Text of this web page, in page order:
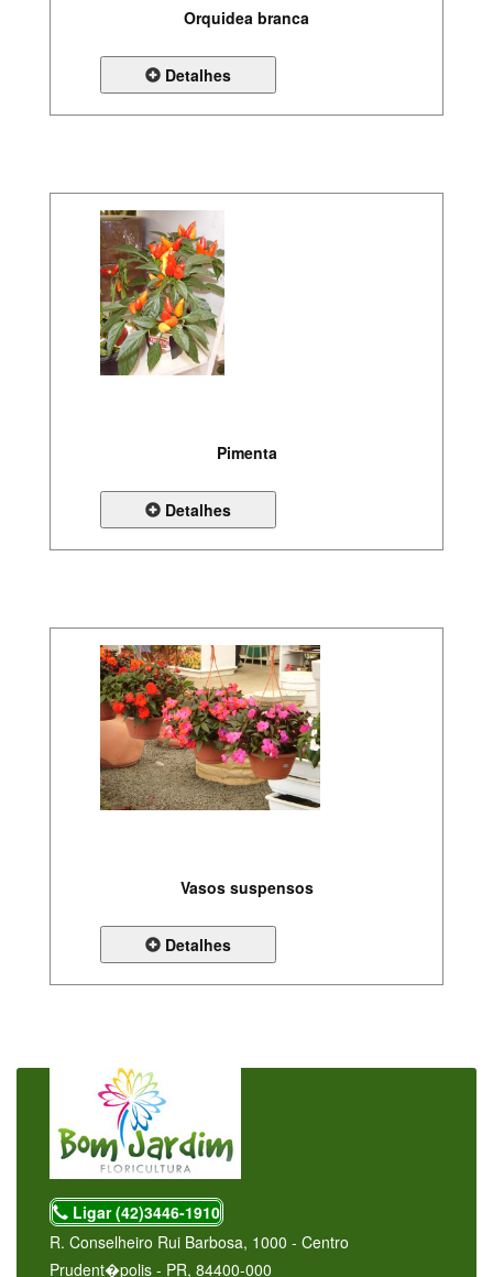
Orquidea branca
Detalhes
Pimenta
Detalhes
Vasos suspensos
Detalhes
Ligar (42)3446-1910
R. Conselheiro Rui Barbosa, 1000 - Centro
Prudent�polis - PR, 84400-000